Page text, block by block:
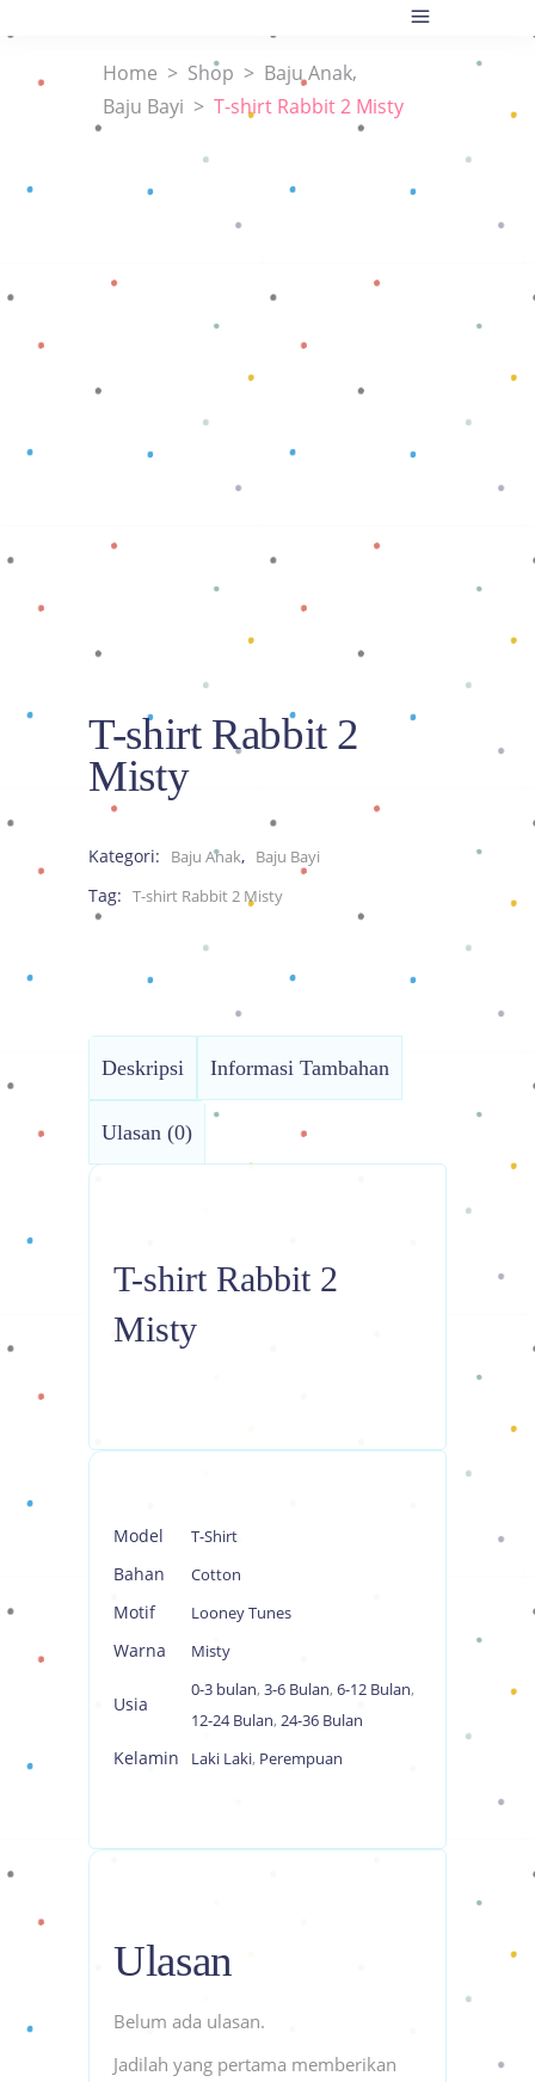
Home > Shop > Baju Anak,
Baju Bayi > T-shirt Rabbit 2 Misty
T-shirt Rabbit 2
Misty
Kategori: Baju Anak, Baju Bayi
Tag: T-shirt Rabbit 2 Misty
Deskripsi Informasi Tambahan
Ulasan (0)
T-shirt Rabbit 2
Misty
Model T-Shirt
Bahan Cotton
Motif Looney Tunes
Warna Misty
Usia
0-3 bulan, 3-6 Bulan, 6-12 Bulan,
12-24 Bulan, 24-36 Bulan
Kelamin Laki Laki, Perempuan
Ulasan
Belum ada ulasan.
Jadilah yang pertama memberikan